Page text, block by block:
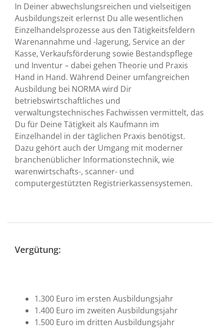
In Deiner abwechslungsreichen und vielseitigen
Ausbildungszeit erlernst Du alle wesentlichen
Einzelhandelsprozesse aus den Tätigkeitsfeldern
Warenannahme und -lagerung, Service an der
Kasse, Verkaufsförderung sowie Bestandspflege
und Inventur – dabei gehen Theorie und Praxis
Hand in Hand. Während Deiner umfangreichen
Ausbildung bei NORMA wird Dir
betriebswirtschaftliches und
verwaltungstechnisches Fachwissen vermittelt, das
Du für Deine Tätigkeit als Kaufmann im
Einzelhandel in der täglichen Praxis benötigst.
Dazu gehört auch der Umgang mit moderner
branchenüblicher Informationstechnik, wie
warenwirtschafts-, scanner- und
computergestützten Registrierkassensystemen.
Vergütung:
1.300 Euro im ersten Ausbildungsjahr
1.400 Euro im zweiten Ausbildungsjahr
1.500 Euro im dritten Ausbildungsjahr